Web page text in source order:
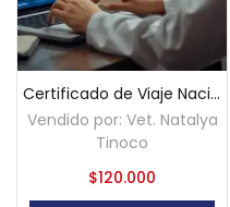
Certificado de Viaje Nacional en Colombia- Virtual
Vendido por: Vet. Natalya
Tinoco
$120.000